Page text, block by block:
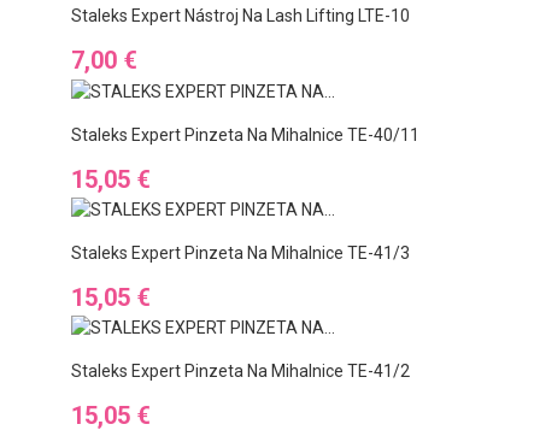
Staleks Expert Nástroj Na Lash Lifting LTE-10
Cena
7,00 €
Staleks Expert Pinzeta Na Mihalnice TE-40/11
Cena
15,05 €
Staleks Expert Pinzeta Na Mihalnice TE-41/3
Cena
15,05 €
Staleks Expert Pinzeta Na Mihalnice TE-41/2
Cena
15,05 €